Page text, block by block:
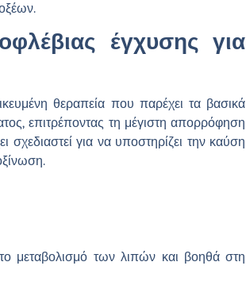
έγχυσης για
θεραπεία που παρέχει τα βασικά
επιτρέποντας τη μέγιστη απορρόφηση
σχεδιαστεί για να υποστηρίζει την καύση
το μεταβολισμό των λιπών και βοηθά στη